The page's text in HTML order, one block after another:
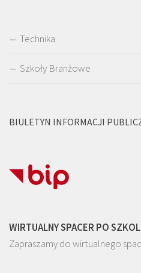
Technika
Szkoły Branżowe
BIULETYN INFORMACJI
WIRTUALNY SPACER PO
Zapraszamy do wirtualnego